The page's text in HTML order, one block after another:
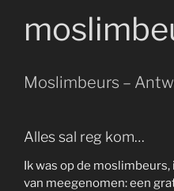
Moslimbeurs –
Alles sal reg kom…
Ik was op de moslimbeurs,
van meegenomen: een